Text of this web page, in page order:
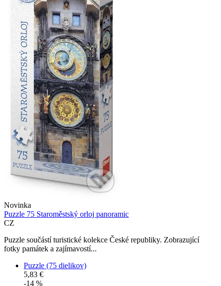
Novinka
Puzzle 75 Staroměstský orloj panoramic
CZ
Puzzle součástí turistické kolekce České republiky. Zobrazující
fotky památek a zajímavostí...
Puzzle (75 dielikov)
5,83 €
-14 %